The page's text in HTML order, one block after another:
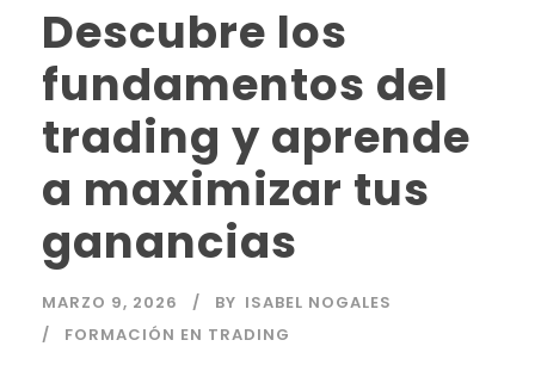
Descubre los
fundamentos del
trading y aprende
a maximizar tus
ganancias
MARZO 9, 2026 BY ISABEL NOGALES
FORMACIÓN EN TRADING